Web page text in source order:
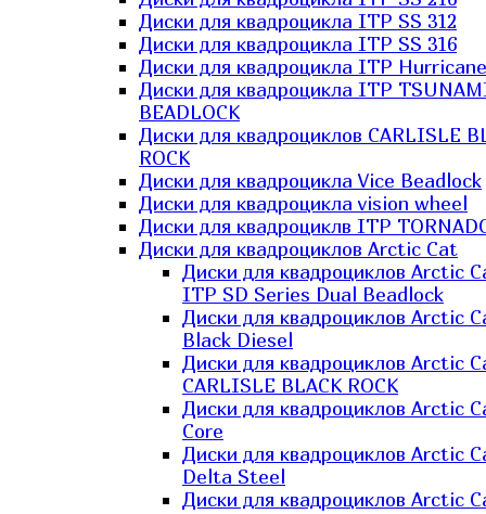
Диски для квадроцикла ITP SS 312
Диски для квадроцикла ITP SS 316
Диски для квадроцикла ITP Hurricane
Диски для квадроцикла ITP
BEADLOCK
Диски для квадроциклов CARLISLE
ROCK
Диски для квадроцикла Vice Beadlock
Диски для квадроцикла vision wheel
Диски для квадроциклв ITP
Диски для квадроциклов Arctic Cat
Диски для квадроциклов Arctic
ITP SD Series Dual Beadlock
Диски для квадроциклов Arctic
Black Diesel
Диски для квадроциклов Arctic
CARLISLE BLACK ROCK
Диски для квадроциклов Arctic
Core
Диски для квадроциклов Arctic
Delta Steel
Диски для квадроциклов Arctic